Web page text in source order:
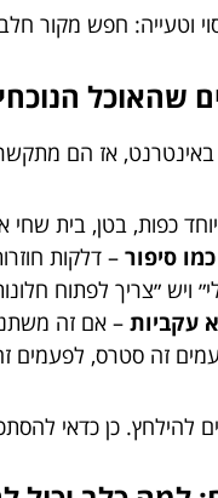
וטעייה: חפש מקור
באינטרנט, אז הם
כפות, בטן, בית שחי
סיפור – דלקות
ויש ״צריך לפתוח
עקביות – אם זה
זה סטרס, לפעמים
להילחץ. כן כדאי